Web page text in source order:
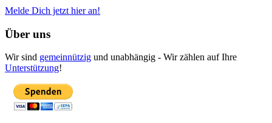
Melde Dich jetzt hier an!
Über uns
Wir sind gemeinnützig und unabhängig - Wir zählen auf Ihre
Unterstützung!